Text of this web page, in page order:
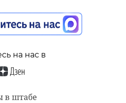
на нас в
в штабе